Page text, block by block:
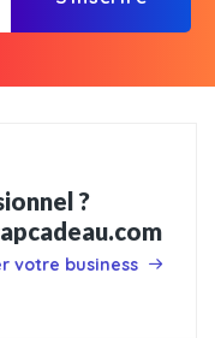
?
votre business